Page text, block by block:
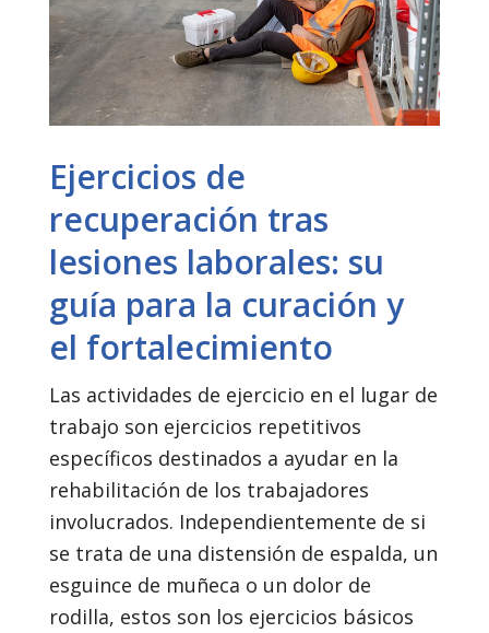
Ejercicios de
recuperación tras
lesiones laborales: su
guía para la curación y
el fortalecimiento
Las actividades de ejercicio en el lugar de
trabajo son ejercicios repetitivos
específicos destinados a ayudar en la
rehabilitación de los trabajadores
involucrados. Independientemente de si
se trata de una distensión de espalda, un
esguince de muñeca o un dolor de
rodilla, estos son los ejercicios básicos